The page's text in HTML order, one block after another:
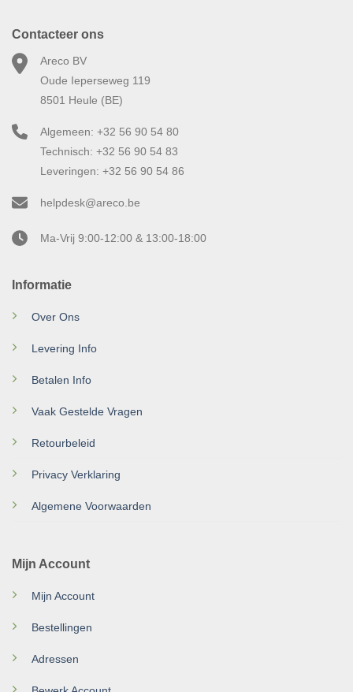
Informatie
Over Ons
Levering Info
Betalen Info
Vaak Gestelde Vragen
Retourbeleid
Privacy Verklaring
Algemene Voorwaarden
Mijn Account
Mijn Account
Bestellingen
Adressen
Contacteer ons
Areco BV
Oude Ieperseweg 119
8501 Heule (BE)
Algemeen: +32 56 90 54 80
Technisch: +32 56 90 54 83
Leveringen: +32 56 90 54 86
helpdesk@areco.be
Ma-Vrij 9:00-12:00 & 13:00-18:00